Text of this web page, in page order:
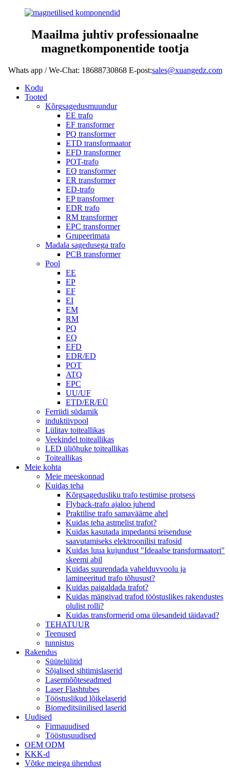
Maailma juhtiv professionaalne
magnetkomponentide tootja
Whats app / We-Chat: 18688730868 E-post:sales@xuangedz.com
Kodu
Tooted
Kõrgsagedusmuundur
EE trafo
EF transformer
PQ transformer
ETD transformaator
EFD transformer
POT-trafo
EQ transformer
ER transformer
ED-trafo
EP transformer
EDR trafo
RM transformer
EPC transformer
Grupeerimata
Madala sagedusega trafo
PCB transformer
Pool
EE
EP
EF
EI
EM
RM
PQ
EQ
EFD
EDR/ED
POT
ATQ
EPC
UU/UF
ETD/ER/EÜ
Ferriidi südamik
induktiivpool
Lülitav toiteallikas
Veekindel toiteallikas
LED üliõhuke toiteallikas
Toiteallikas
Meie kohta
Meie meeskonnad
Kuidas teha
Kõrgsagedusliku trafo testimise protsess
Flyback-trafo ajaloo juhend
Praktilise trafo samaväärne ahel
Kuidas teha astmelist trafot?
Kuidas kasutada impedantsi teisenduse
saavutamiseks elektroonilisi trafosid
Kuidas luua kujundust "Ideaalse transformaatori"
skeemi abil
Kuidas suurendada vahelduvvoolu ja
lamineeritud trafo tõhusust?
Kuidas paigaldada trafot?
Kuidas mängivad trafod tööstuslikes rakendustes
olulist rolli?
Kuidas transformerid oma ülesandeid täidavad?
TEHATUUR
Teenused
tunnistus
Rakendus
Süütelülitid
Sõjalised sihtimislaserid
Lasermõõteseadmed
Laser Flashtubes
Tööstuslikud lõikelaserid
Biomeditsiinilised laserid
Uudised
Firmauudised
Tööstusuudised
OEM ODM
KKK-d
Võtke meiega ühendust